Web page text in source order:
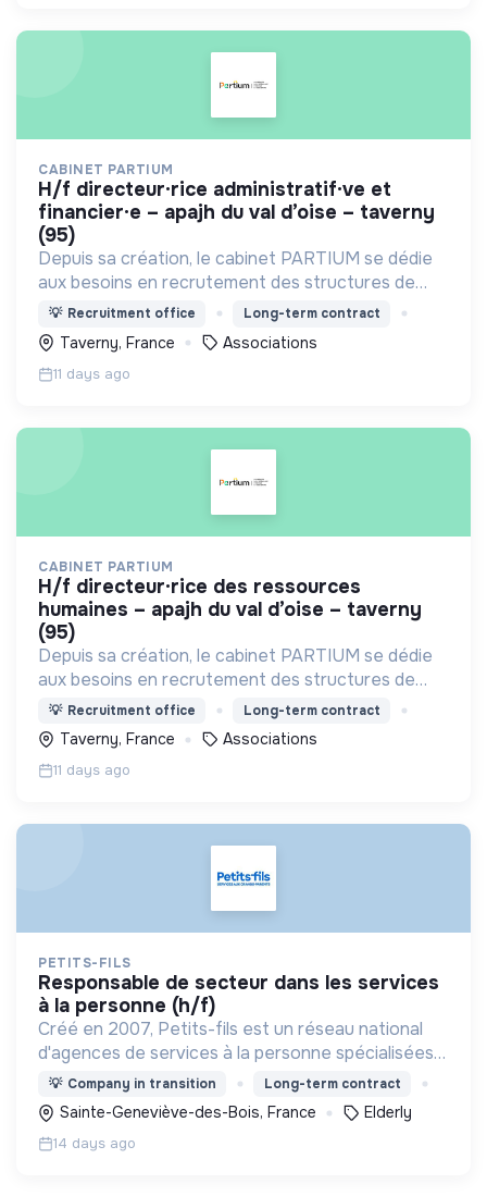
CABINET PARTIUM
h/f directeur·rice administratif·ve et
financier·e – apajh du val d’oise – taverny
(95)
Depuis sa création, le cabinet PARTIUM se dédie
aux besoins en recrutement des structures de
l'ESS, selon une démarche centrée à la fois sur
l'humain, les compétences, et une éthique
irréprochable.
💡 Recruitment office Long-term contract
Taverny, France Associations
11 days ago
CABINET PARTIUM
h/f directeur·rice des ressources
humaines – apajh du val d’oise – taverny
(95)
Depuis sa création, le cabinet PARTIUM se dédie
aux besoins en recrutement des structures de
l'ESS, selon une démarche centrée à la fois sur
l'humain, les compétences, et une éthique
irréprochable.
💡 Recruitment office Long-term contract
Taverny, France Associations
11 days ago
PETITS-FILS
responsable de secteur dans les services
à la personne (h/f)
Créé en 2007, Petits-fils est un réseau national
d'agences de services à la personne spécialisées
dans l'aide à domicile pour les personnes âgées.
💡 Company in transition Long-term contract
Sainte-Geneviève-des-Bois, France Elderly
14 days ago